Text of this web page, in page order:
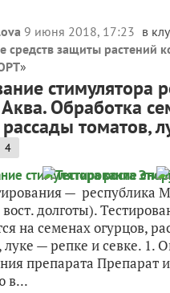
9 июня 2018, 17:23 в
средств защиты растений
»
стимулятора
Обработка
томатов,
4
— республика
долготы).
на семенах огурцов,
— репке и севке. 1.
препарата Препарат
в...